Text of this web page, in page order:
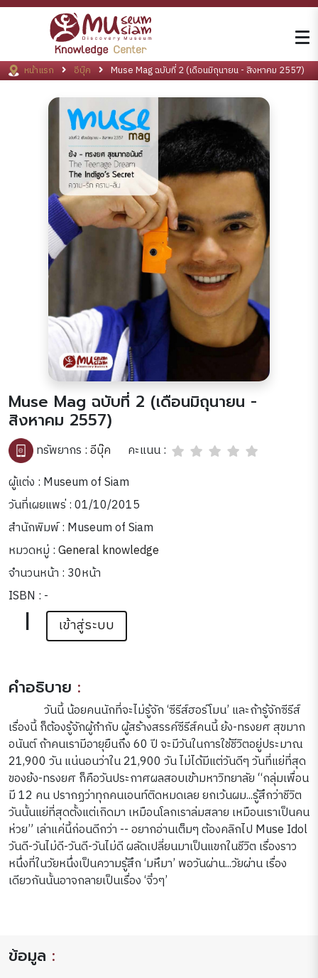
หน้าแรก อีบุ๊ค Muse Mag ฉบับที่ 2 (เดือนมิถุนายน - สิงหาคม 2557)
Muse Mag ฉบับที่ 2 (เดือนมิถุนายน -
สิงหาคม 2557)
ทรัพยากร :อีบุ๊ค
คะแนน :
ผู้แต่ง : Museum of Siam
วันที่เผยแพร่ : 01/10/2015
สำนักพิมพ์ : Museum of Siam
หมวดหมู่ :General knowledge
จำนวนหน้า : 30หน้า
ISBN : -
| เข้าสู่ระบบ
คำอธิบาย :
วันนี้ น้อยคนนักที่จะไม่รู้จัก ‘ซีรีส์ฮอร์โมน’ และถ้ารู้จักซีรีส์
เรื่องนี้ ก็ต้องรู้จักผู้กำกับ ผู้สร้างสรรค์ซีรีส์คนนี้ ย้ง-ทรงยศ สุขมาก
อนันต์ ถ้าคนเรามีอายุยืนถึง 60 ปี จะมีวันในการใช้ชีวิตอยู่ประมาณ
21,900 วัน แน่นอนว่าใน 21,900 วัน ไม่ได้มีแต่วันดีๆ วันที่แย่ที่สุด
ของย้ง-ทรงยศ ก็คือวันประกาศผลสอบเข้ามหาวิทยาลัย “กลุ่มเพื่อน
มี 12 คน ปรากฏว่าทุกคนเอนท์ติดหมดเลย ยกเว้นผม...รู้สึกว่าชีวิต
วันนั้นแย่ที่สุดตั้งแต่เกิดมา เหมือนโลกเราล่มสลาย เหมือนเราเป็นคน
ห่วย” เล่าแค่นี้ก่อนดีกว่า -- อยากอ่านเต็มๆ ต้องคลิกไป Muse Idol
วันดี-วันไม่ดี-วันดี-วันไม่ดี ผลัดเปลี่ยนมาเป็นแขกในชีวิต เรื่องราว
หนึ่งที่ในวัยหนึ่งเป็นความรู้สึก ‘มหึมา’ พอวันผ่าน...วัยผ่าน เรื่อง
เดียวกันนั้นอาจกลายเป็นเรื่อง ‘จิ๋วๆ’
ข้อมูล :